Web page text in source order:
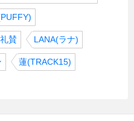
礼賛 LANA(ラナ)
蓮(TRACK15)